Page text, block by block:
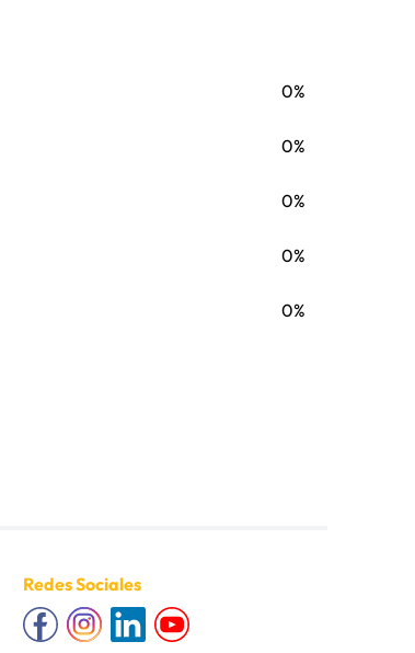
0%
0%
0%
0%
0%
Redes Sociales